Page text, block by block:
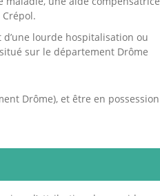
lourde hospitalisation ou
sur le département Drôme
Drôme), et être en possession